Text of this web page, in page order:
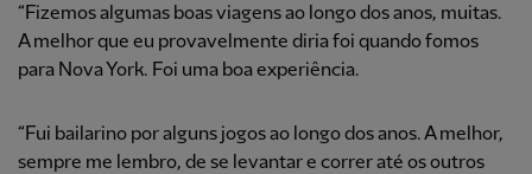
“Fizemos algumas boas viagens ao longo dos anos, muitas.
A melhor que eu provavelmente diria foi quando fomos
para Nova York. Foi uma boa experiência.
“Fui bailarino por alguns jogos ao longo dos anos. A melhor,
sempre me lembro, de se levantar e correr até os outros